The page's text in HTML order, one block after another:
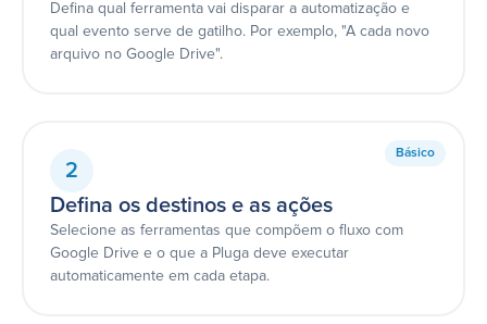
Defina qual ferramenta vai disparar a automatização e
qual evento serve de gatilho. Por exemplo, "A cada novo
arquivo no Google Drive".
Básico
2
Defina os destinos e as ações
Selecione as ferramentas que compõem o fluxo com
Google Drive e o que a Pluga deve executar
automaticamente em cada etapa.